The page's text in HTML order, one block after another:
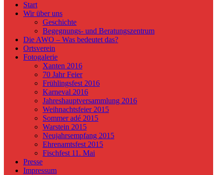
Start
Wir über uns
Geschichte
Begegnungs- und Beratungszentrum
Die AWO – Was bedeutet das?
Ortsverein
Fotogalerie
Xanten 2016
70 Jahr Feier
Frühlingsfest 2016
Karneval 2016
Jahreshauptversammlung 2016
Weihnachtsfeier 2015
Sommer adé 2015
Warstein 2015
Neujahrsempfang 2015
Ehrenamtsfest 2015
Fischfest 11. Mai
Presse
Impressum